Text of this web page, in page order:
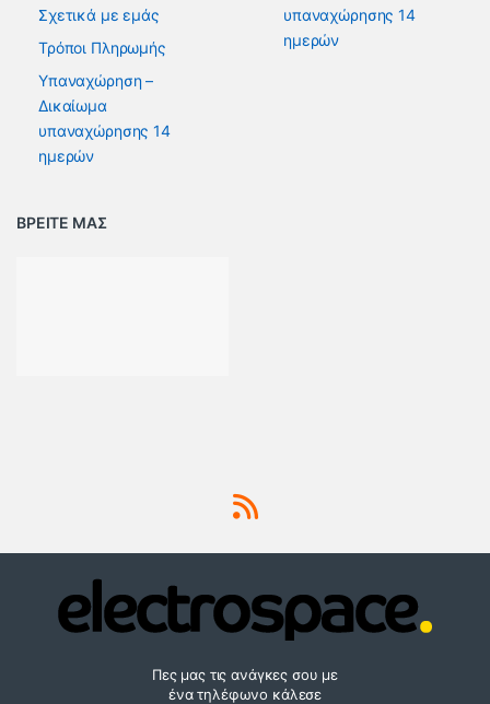
Σχετικά με εμάς
Τρόποι Πληρωμής
Υπαναχώρηση –
Δικαίωμα
υπαναχώρησης 14
ημερών
υπαναχώρησης 14
ημερών
ΒΡΕΙΤΕ ΜΑΣ
Πες μας τις ανάγκες σου με
ένα τηλέφωνο κάλεσε